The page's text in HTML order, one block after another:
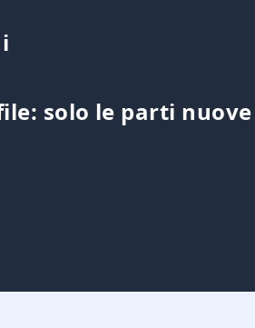
solo le parti nuove